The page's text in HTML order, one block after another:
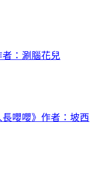
者：涮腦花兒
長嚶嚶》作者：坡西